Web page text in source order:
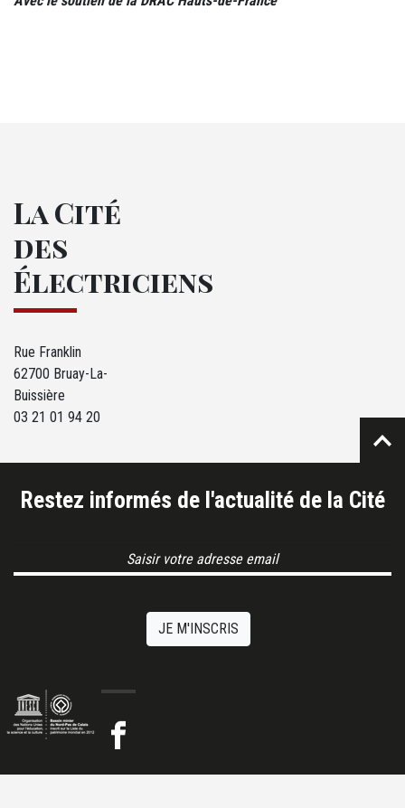
La Cité
des
Électriciens
Rue Franklin
62700 Bruay-La-
Buissière
03 21 01 94 20
Restez informés de l'actualité de la Cité
JE M'INSCRIS